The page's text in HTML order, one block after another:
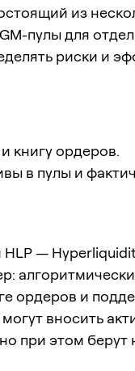
из
пулы для
риски и
книгу ордеров.
в пулы и
—
алгоритмически
ордеров и
вносить
при этом берут